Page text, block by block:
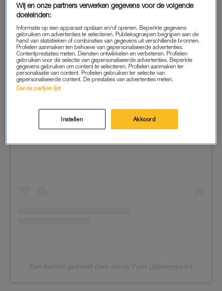
Dit bericht op Instagram bekijken
Een bericht gedeeld door Jenny Pysh (@jennypysh)
Wij en onze partners verwerken gegevens voor de volgende
doeleinden:
Informatie op een apparaat opslaan en/of openen. Beperkte gegevens
gebruiken om advertenties te selecteren. Publieksgroepen begrijpen aan de
hand van statistieken of combinaties van gegevens uit verschillende bronnen.
Profielen aanmaken ten behoeve van gepersonaliseerde advertenties.
Contentprestaties meten. Diensten ontwikkelen en verbeteren. Profielen
gebruiken voor de selectie van gepersonaliseerde advertenties. Beperkte
gegevens gebruiken om content te selecteren. Profielen aanmaken ter
personalisatie van content. Profielen gebruiken ter selectie van
gepersonaliseerde content. De prestaties van advertenties meten.
Derde partijen lijst
Instellen Akkoord